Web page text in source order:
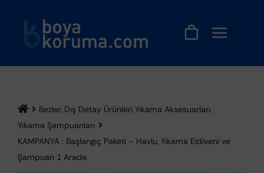
Bezler Dış Detay Ürünleri Yıkama Aksesuarları
Yıkama Şampuanları
KAMPANYA : Başlangıç Paketi – Havlu, Yıkama Eldiveni ve
Şampuan 1 Arada